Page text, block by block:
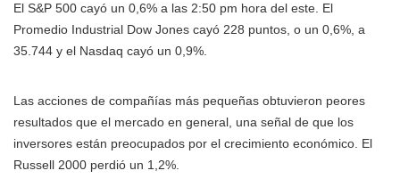
El S&P 500 cayó un 0,6% a las 2:50 pm hora del este. El
Promedio Industrial Dow Jones cayó 228 puntos, o un 0,6%, a
35.744 y el Nasdaq cayó un 0,9%.
Las acciones de compañías más pequeñas obtuvieron peores
resultados que el mercado en general, una señal de que los
inversores están preocupados por el crecimiento económico. El
Russell 2000 perdió un 1,2%.